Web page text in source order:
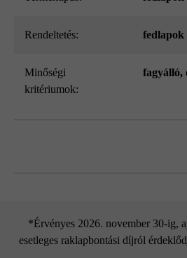
Rendeltetés: fedlapok
Minőségi
kritériumok:
fagyálló,
*Érvényes 2026. november 30-ig,
esetleges raklapbontási díjról